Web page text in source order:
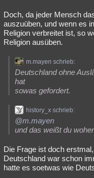
Doch, da jeder Mensch
auszuüben, und wenn es
Religion verbreitet ist, so
Religion ausüben.
m.mayen schrieb:
Deutschland ohne
hat
sowas gefordert.
history_x schrieb:
@m.mayen
und das weißt du
Die Frage ist doch
Deutschland war schon
hatte es soetwas wie